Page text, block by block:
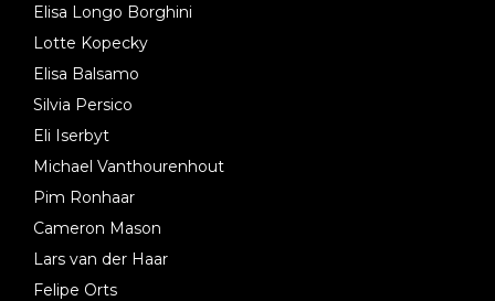
Elisa Longo Borghini
Lotte Kopecky
Elisa Balsamo
Silvia Persico
Eli Iserbyt
Michael Vanthourenhout
Pim Ronhaar
Cameron Mason
Lars van der Haar
Felipe Orts